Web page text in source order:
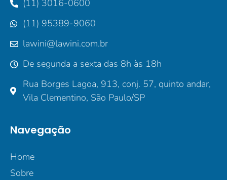
(11) 3016-0600
(11) 95389-9060
lawini@lawini.com.br
De segunda a sexta das 8h às 18h
Rua Borges Lagoa, 913, conj. 57, quinto andar,
Vila Clementino, São Paulo/SP
Navegação
Home
Sobre